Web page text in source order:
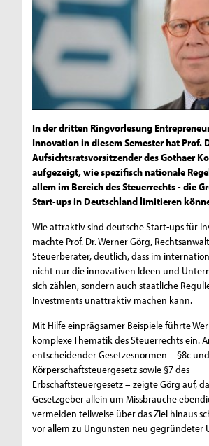
In der dritten Ringvorlesung
Innovation in diesem Semester hat Prof.
Aufsichtsratsvorsitzender des Gothaer
aufgezeigt, wie spezifisch nationale
allem im Bereich des Steuerrechts - die
Start-ups in Deutschland limitieren
Wie attraktiv sind deutsche Start-ups für
machte Prof. Dr. Werner Görg,
Steuerberater, deutlich, dass im
nicht nur die innovativen Ideen und
sich zählen, sondern auch staatliche
Investments unattraktiv machen kann.
Mit Hilfe einprägsamer Beispiele führte
komplexe Thematik des Steuerrechts ein.
entscheidender Gesetzesnormen – §8c
Körperschaftsteuergesetz sowie §7 des
Erbschaftsteuergesetz – zeigte Görg auf,
Gesetzgeber allein um Missbräuche
vermeiden teilweise über das Ziel hinaus
vor allem zu Ungunsten neu gegründeter